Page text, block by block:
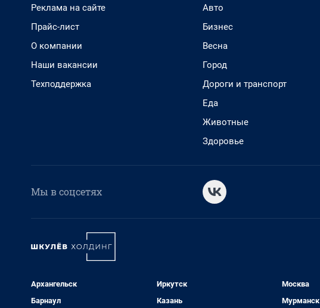
Реклама на сайте
Прайс-лист
О компании
Наши вакансии
Техподдержка
Авто
Бизнес
Весна
Город
Дороги и транспорт
Еда
Животные
Здоровье
Мы в соцсетях
Архангельск
Барнаул
Иркутск
Казань
Москва
Мурманск